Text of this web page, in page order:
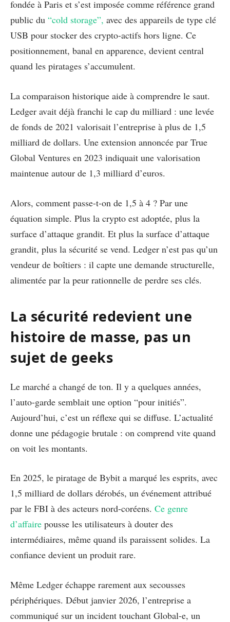
fondée à Paris et s’est imposée comme référence grand
public du “cold storage”, avec des appareils de type clé
USB pour stocker des crypto-actifs hors ligne. Ce
positionnement, banal en apparence, devient central
quand les piratages s’accumulent.
La comparaison historique aide à comprendre le saut.
Ledger avait déjà franchi le cap du milliard : une levée
de fonds de 2021 valorisait l’entreprise à plus de 1,5
milliard de dollars. Une extension annoncée par True
Global Ventures en 2023 indiquait une valorisation
maintenue autour de 1,3 milliard d’euros.
Alors, comment passe-t-on de 1,5 à 4 ? Par une
équation simple. Plus la crypto est adoptée, plus la
surface d’attaque grandit. Et plus la surface d’attaque
grandit, plus la sécurité se vend. Ledger n’est pas qu’un
vendeur de boîtiers : il capte une demande structurelle,
alimentée par la peur rationnelle de perdre ses clés.
La sécurité redevient une
histoire de masse, pas un
sujet de geeks
Le marché a changé de ton. Il y a quelques années,
l’auto-garde semblait une option “pour initiés”.
Aujourd’hui, c’est un réflexe qui se diffuse. L’actualité
donne une pédagogie brutale : on comprend vite quand
on voit les montants.
En 2025, le piratage de Bybit a marqué les esprits, avec
1,5 milliard de dollars dérobés, un événement attribué
par le FBI à des acteurs nord-coréens. Ce genre
d’affaire pousse les utilisateurs à douter des
intermédiaires, même quand ils paraissent solides. La
confiance devient un produit rare.
Même Ledger échappe rarement aux secousses
périphériques. Début janvier 2026, l’entreprise a
communiqué sur un incident touchant Global-e, un